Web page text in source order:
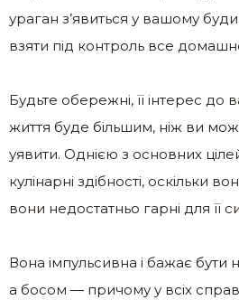
ураган з’явиться у вашому
взяти під контроль все
Будьте обережні, її інтерес до
життя буде більшим, ніж ви
уявити. Однією з основних цілей
кулінарні здібності, оскільки
вони недостатньо гарні для її
Вона імпульсивна і бажає бути
а босом — причому у всіх